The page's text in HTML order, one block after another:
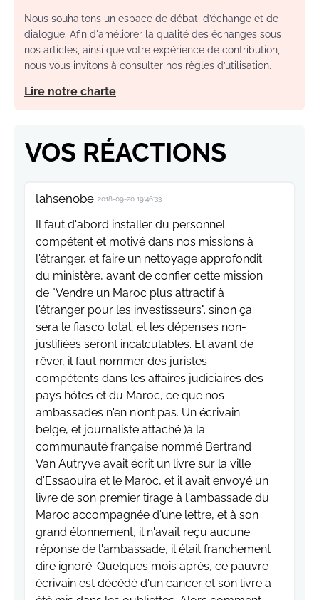
Nous souhaitons un espace de débat, d’échange et de
dialogue. Afin d'améliorer la qualité des échanges sous
nos articles, ainsi que votre expérience de contribution,
nous vous invitons à consulter nos règles d’utilisation.
Lire notre charte
VOS RÉACTIONS
lahsenobe 2018-09-20 19:46:33
Il faut d'abord installer du personnel
compétent et motivé dans nos missions à
l'étranger, et faire un nettoyage approfondit
du ministère, avant de confier cette mission
de "Vendre un Maroc plus attractif à
l'étranger pour les investisseurs". sinon ça
sera le fiasco total, et les dépenses non-
justifiées seront incalculables. Et avant de
rêver, il faut nommer des juristes
compétents dans les affaires judiciaires des
pays hôtes et du Maroc, ce que nos
ambassades n'en n'ont pas. Un écrivain
belge, et journaliste attaché )à la
communauté française nommé Bertrand
Van Autryve avait écrit un livre sur la ville
d'Essaouira et le Maroc, et il avait envoyé un
livre de son premier tirage à l'ambassade du
Maroc accompagnée d'une lettre, et à son
grand étonnement, il n'avait reçu aucune
réponse de l'ambassade, il était franchement
dire ignoré. Quelques mois après, ce pauvre
écrivain est décédé d'un cancer et son livre a